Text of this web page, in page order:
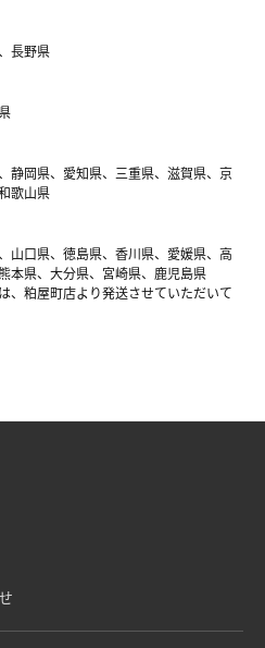
長野県
静岡県、愛知県、三重県、滋賀県、京
歌山県
山口県、徳島県、香川県、愛媛県、高
本県、大分県、宮崎県、鹿児島県
、粕屋町店より発送させていただいて